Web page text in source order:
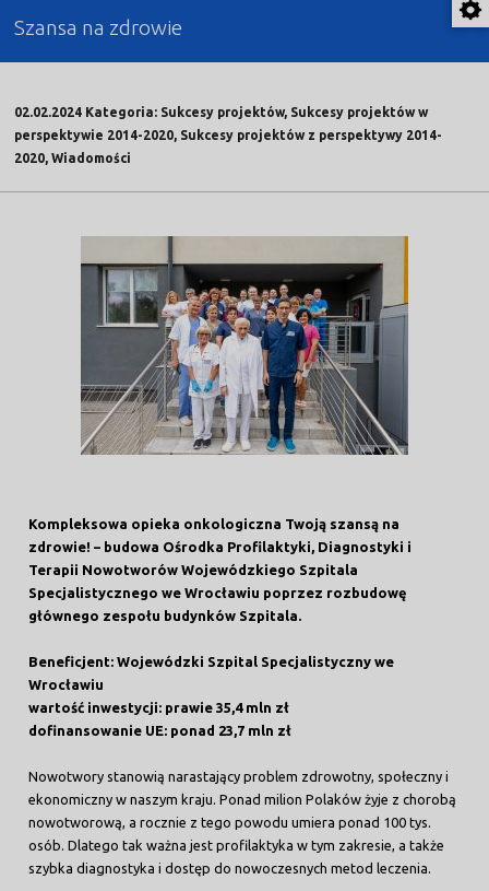
Szansa na zdrowie
02.02.2024 Kategoria: Sukcesy projektów, Sukcesy projektów w
perspektywie 2014-2020, Sukcesy projektów z perspektywy 2014-
2020, Wiadomości
Kompleksowa opieka onkologiczna Twoją szansą na
zdrowie! – budowa Ośrodka Profilaktyki, Diagnostyki i
Terapii Nowotworów Wojewódzkiego Szpitala
Specjalistycznego we Wrocławiu poprzez rozbudowę
głównego zespołu budynków Szpitala.
Beneficjent: Wojewódzki Szpital Specjalistyczny we
Wrocławiu
wartość inwestycji: prawie 35,4 mln zł
dofinansowanie UE: ponad 23,7 mln zł
Nowotwory stanowią narastający problem zdrowotny, społeczny i
ekonomiczny w naszym kraju. Ponad milion Polaków żyje z chorobą
nowotworową, a rocznie z tego powodu umiera ponad 100 tys.
osób. Dlatego tak ważna jest profilaktyka w tym zakresie, a także
szybka diagnostyka i dostęp do nowoczesnych metod leczenia.